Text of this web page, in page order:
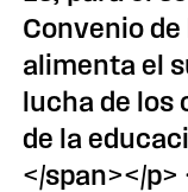
Convenio
alimenta el
lucha de los
de la
</span></